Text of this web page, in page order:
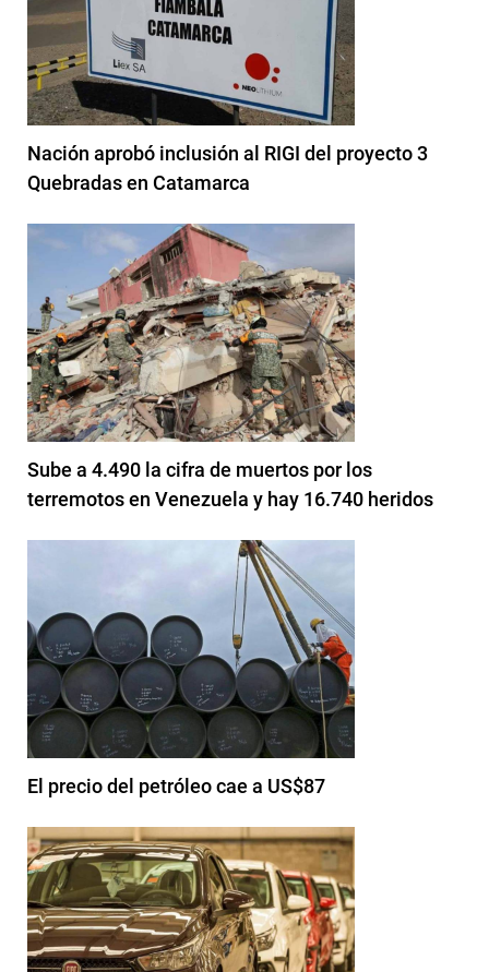
Nación aprobó inclusión al RIGI del proyecto 3
Quebradas en Catamarca
Sube a 4.490 la cifra de muertos por los
terremotos en Venezuela y hay 16.740 heridos
El precio del petróleo cae a US$87